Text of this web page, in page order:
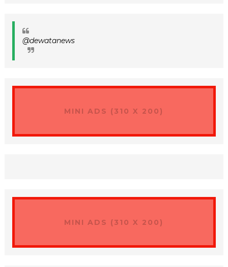
@dewatanews
MINI ADS (310 X 200)
MINI ADS (310 X 200)